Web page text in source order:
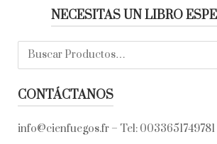
NECESITAS UN LIBRO
Buscar:
CONTÁCTANOS
info@cienfuegos.fr – Tel: 0033651749781